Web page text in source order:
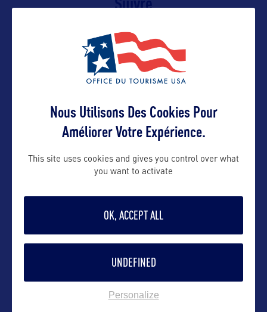
VOIR LE SITE
DANS LA MÊME CATEGORIE
Nous Utilisons Des Cookies Pour
Améliorer Votre Expérience.
This site uses cookies and gives you control over what
you want to activate
OK, ACCEPT ALL
UNDEFINED
Personalize